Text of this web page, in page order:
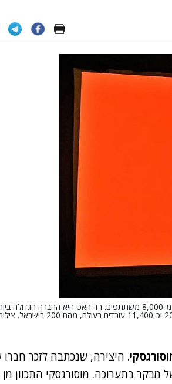
השנה חגגה רד-האט 25 שנים לקיומה בכנס ה-14, עם מספר שיא של יותר מ-8,000 משתתפים.
. היצירה, שנכתבה לזכר חברו
מבקר בתערוכה. מוסורגסקי התכוון